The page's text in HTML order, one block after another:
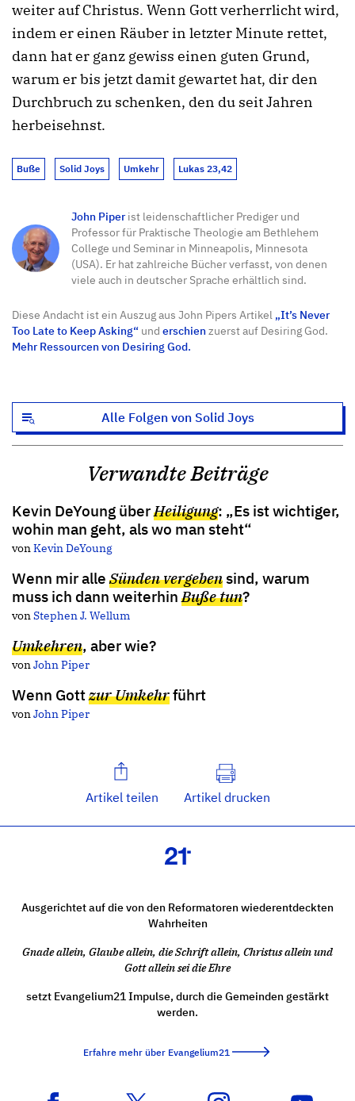
weiter auf Christus. Wenn Gott verherrlicht wird,
indem er einen Räuber in letzter Minute rettet,
dann hat er ganz gewiss einen guten Grund,
warum er bis jetzt damit gewartet hat, dir den
Durchbruch zu schenken, den du seit Jahren
herbeisehnst.
Buße Solid Joys Umkehr Lukas 23,42
John Piperist leidenschaftlicher Prediger und
Professor für Praktische Theologie am Bethlehem
College und Seminar in Minneapolis, Minnesota
(USA). Er hat zahlreiche Bücher verfasst, von denen
viele auch in deutscher Sprache erhältlich sind.
Diese Andacht ist ein Auszug aus John Pipers Artikel „It’s Never
Too Late to Keep Asking“ und erschienzuerst auf Desiring God.
Mehr Ressourcen von Desiring God.
Alle Folgen von Solid Joys
Verwandte Beiträge
Kevin DeYoung überHeiligung: „Es ist wichtiger,
wohin man geht, als wo man steht“
von Kevin DeYoung
Wenn mir alle Sünden vergebensind, warum
muss ich dann weiterhin Buße tun?
von Stephen J. Wellum
Umkehren, aber wie?
von John Piper
Wenn Gottzur Umkehrführt
von John Piper
Artikel teilen Artikel drucken
Ausgerichtet auf die von den Reformatoren wiederentdeckten
Wahrheiten
Gnade allein, Glaube allein, die Schrift allein, Christus allein und
Gott allein sei die Ehre
setzt Evangelium21 Impulse, durch die Gemeinden gestärkt
werden.
Erfahre mehr über Evangelium21